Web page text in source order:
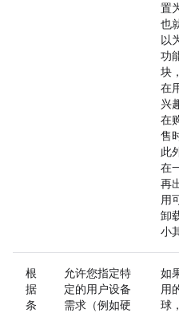
置
也
以
功
块
在
兴
在
售
此
在
再
用
卸
小
根
据
条
允许您指定特
定的用户设备
需求（例如硬
如
用
球